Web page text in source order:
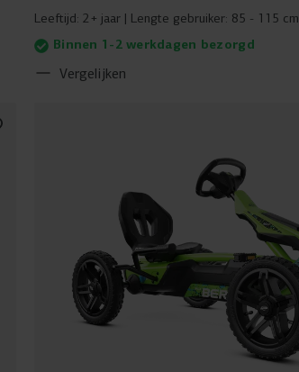
Leeftijd: 2+ jaar Lengte gebruiker: 85 - 115 cm
Binnen 1-2 werkdagen bezorgd
Vergelijken